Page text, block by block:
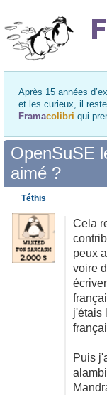
Après 15 années
et les curieux, il
Framacolibri qui
OpenSuSE
aimé ?
Cela
peux
voire
j'étais
Puis
Téthis